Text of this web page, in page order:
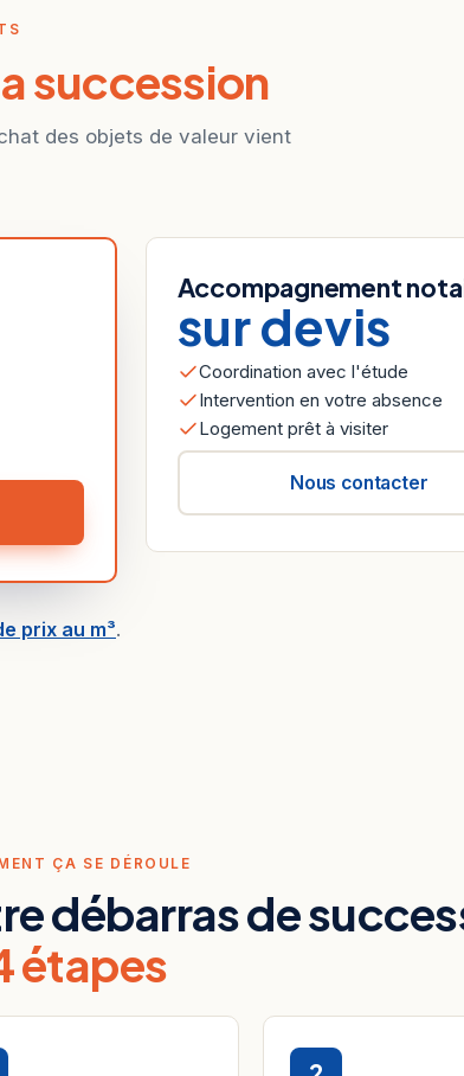
succession
des objets de valeur vient
Accompagnement
sur devis
Coordination avec l'étude
Intervention en votre absence
Logement prêt à visiter
Nous contacter
prix au m³.
ÇA SE DÉROULE
débarras de
étapes